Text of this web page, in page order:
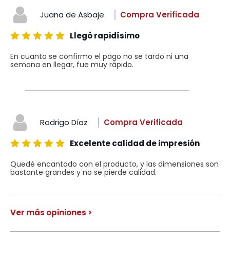
Juana de Asbaje
Compra Verificada
Llegó rapidísimo
En cuanto se confirmo el págo no se tardo ni una
semana en llegar, fue muy rápido.
Rodrigo Díaz
Compra Verificada
Excelente calidad de impresión
Quedé encantado con el producto, y las dimensiones son
bastante grandes y no se pierde calidad.
Ver más opiniones >